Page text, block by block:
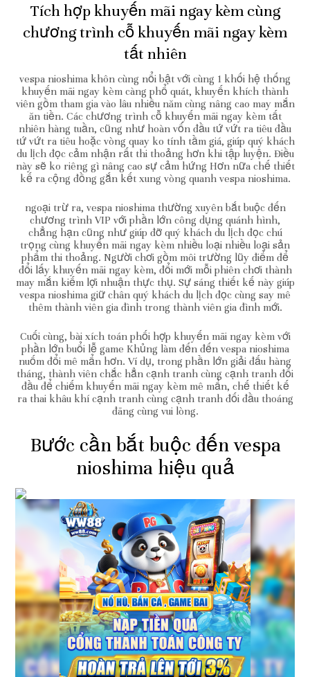
Tích hợp khuyến mãi ngay kèm cùng
chương trình cỗ khuyến mãi ngay kèm
tất nhiên
vespa nioshima khôn cùng nổi bật với cùng 1 khối hệ thống
khuyến mãi ngay kèm càng phổ quát, khuyến khích thành
viên gồm tham gia vào lâu nhiều năm cùng nâng cao may mắn
ăn tiền. Các chương trình cỗ khuyến mãi ngay kèm tất
nhiên hàng tuần, cũng như hoàn vốn đầu tứ vứt ra tiêu đầu
tứ vứt ra tiêu hoặc vòng quay ko tính tầm giá, giúp quý khách
du lịch đọc cảm nhận rất thi thoảng hơn khi tập luyện. Điều
này sẽ ko riêng gì nâng cao sự cảm hứng Hơn nữa chế thiết
kế ra cộng đồng gắn kết xung vòng quanh vespa nioshima.
ngoại trừ ra, vespa nioshima thường xuyên bắt buộc đến
chương trình VIP với phần lớn công dụng quánh hình,
chẳng hạn cũng như giúp đỡ quý khách du lịch đọc chú
trọng cùng khuyến mãi ngay kèm nhiều loại nhiều loại sản
phẩm thi thoảng. Người chơi gồm môi trường lũy điểm để
đổi lấy khuyến mãi ngay kèm, đổi mới mỗi phiên chơi thành
may mắn kiếm lợi nhuận thực thụ. Sự sáng thiết kế này giúp
vespa nioshima giữ chân quý khách du lịch đọc cùng say mê
thêm thành viên gia đình trong thành viên gia đình mới.
Cuối cùng, bài xích toán phối hợp khuyến mãi ngay kèm với
phần lớn buổi lễ game Khủng làm đến đến vespa nioshima
nuốm đổi mê mẩn hơn. Ví dụ, trong phần lớn giải đấu hàng
tháng, thành viên chắc hẳn cạnh tranh cùng cạnh tranh đối
đầu để chiếm khuyến mãi ngay kèm mê mẩn, chế thiết kế
ra thai khâu khí cạnh tranh cùng cạnh tranh đối đầu thoáng
đãng cùng vui lòng.
Bước cần bắt buộc đến vespa
nioshima hiệu quả